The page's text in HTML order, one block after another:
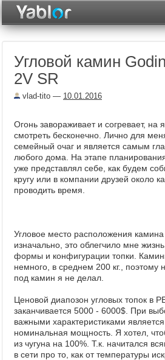
Неделя
Архив
Фототоп
Видеотоп
Угловой камин
2V SR
vlad-tito — 10.01.2016
Огонь завораживает и согревает,
смотреть бесконечно. Лично для
семейный очаг и является самым
любого дома. На этапе
уже представлял себе, как будем
кругу или в компании друзей около
проводить время.
Угловое место расположения
изначально, это облегчило мне
формы и конфигурации топки.
немного, в среднем 200 кг., поэтому
под камин я не делал.
Ценовой диапозон угловых топок в
заканчивается 5000 - 6000$. При
важными характеристиками
номинальная мощность. Я хотел,
из чугуна на 100%. Т.к. начитался
в сети про то, как от температуры